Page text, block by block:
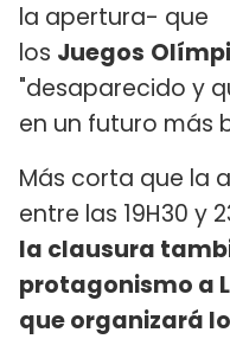
la apertura- que
los Juegos
"desaparecido y
en un futuro más
Más corta que la
entre las 19H30 y
la clausura
protagonismo a
que organizará